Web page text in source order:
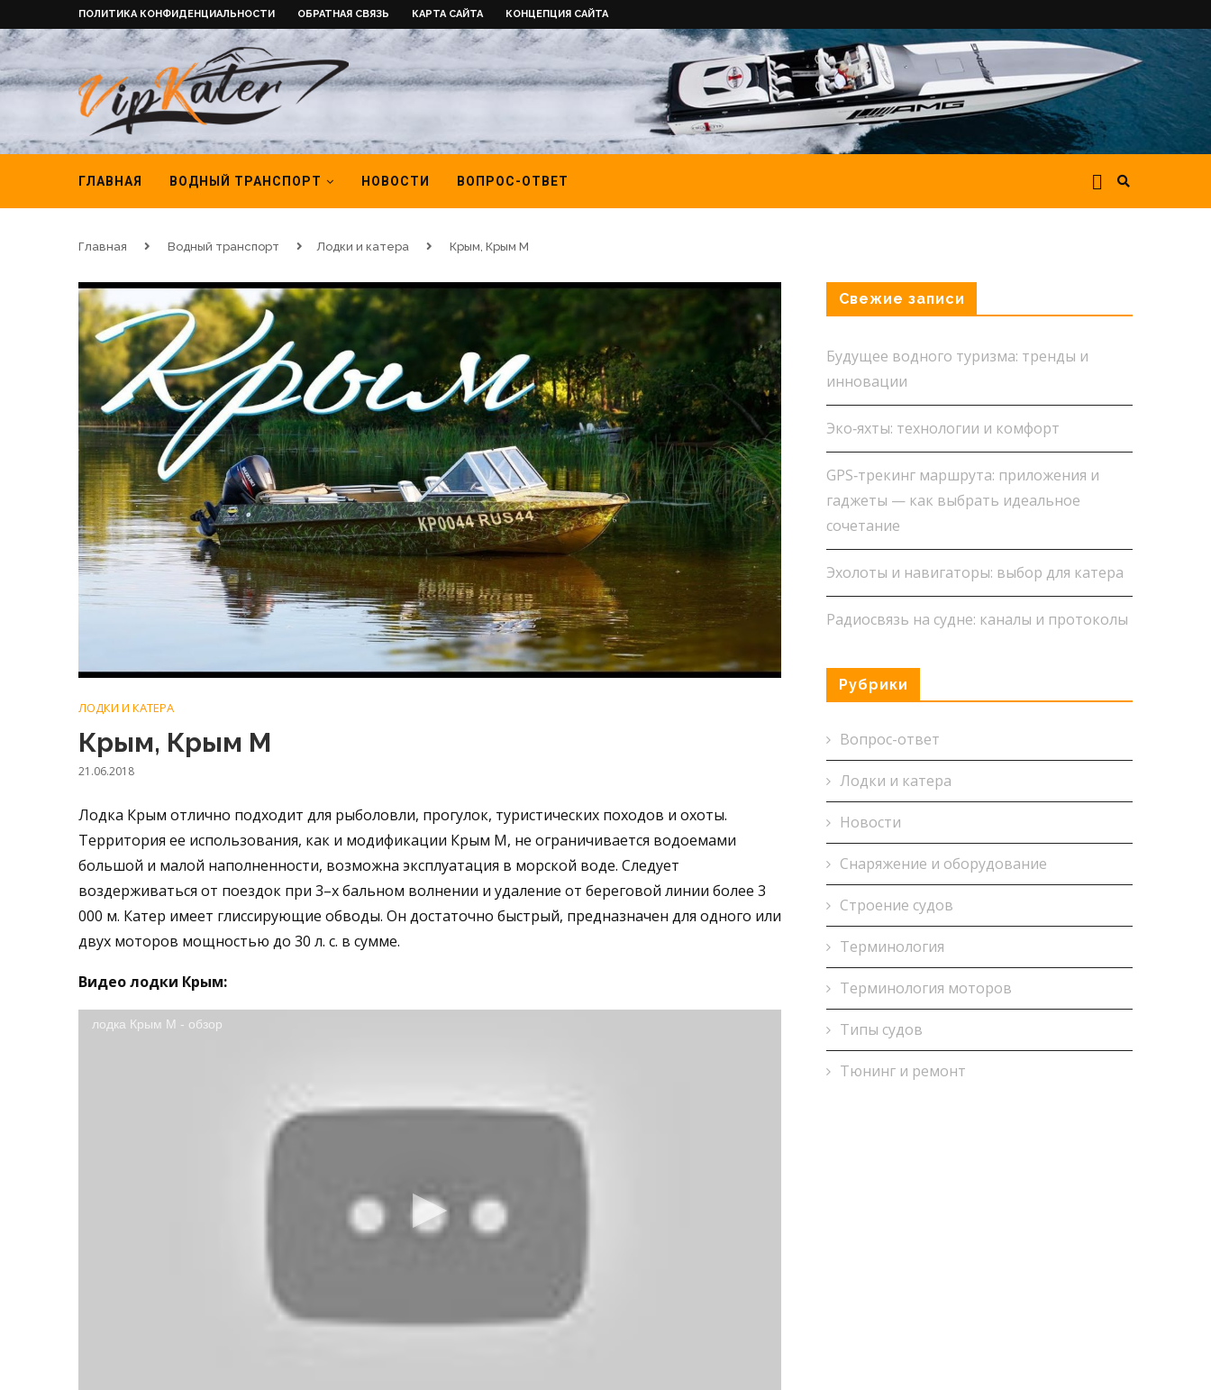
ПОЛИТИКА КОНФИДЕНЦИАЛЬНОСТИ ОБРАТНАЯ СВЯЗЬ КАРТА САЙТА КОНЦЕПЦИЯ САЙТА
ГЛАВНАЯ ВОДНЫЙ ТРАНСПОРТ НОВОСТИ ВОПРОС-ОТВЕТ
Главная Водный транспорт Лодки и катера Крым, Крым М
ЛОДКИ И КАТЕРА
Крым, Крым М
21.06.2018
Лодка Крым отлично подходит для рыболовли, прогулок, туристических походов и охоты.
Территория ее использования, как и модификации Крым М, не ограничивается водоемами
большой и малой наполненности, возможна эксплуатация в морской воде. Следует
воздерживаться от поездок при 3–х бальном волнении и удаление от береговой линии более 3
000 м. Катер имеет глиссирующие обводы. Он достаточно быстрый, предназначен для одного или
двух моторов мощностью до 30 л. с. в сумме.
Видео лодки Крым:
лодка Крым М - обзор
Свежие записи
Будущее водного туризма: тренды и
инновации
Эко‑яхты: технологии и комфорт
GPS‑трекинг маршрута: приложения и
гаджеты — как выбрать идеальное
сочетание
Эхолоты и навигаторы: выбор для катера
Радиосвязь на судне: каналы и протоколы
Рубрики
Вопрос-ответ
Лодки и катера
Новости
Снаряжение и оборудование
Строение судов
Терминология
Терминология моторов
Типы судов
Тюнинг и ремонт